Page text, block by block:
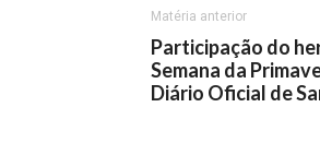
Matéria anterior
Participação do
Semana da
Diário Oficial de